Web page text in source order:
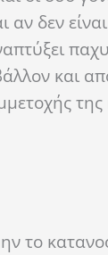
αν δεν
και
το